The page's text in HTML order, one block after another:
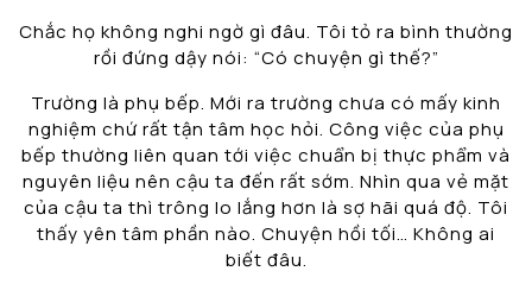
Chắc họ không nghi ngờ gì đâu. Tôi tỏ ra bình thường
rồi đứng dậy nói: “Có chuyện gì thế?”
Trường là phụ bếp. Mới ra trường chưa có mấy kinh
nghiệm chứ rất tận tâm học hỏi. Công việc của phụ
bếp thường liên quan tới việc chuẩn bị thực phẩm và
nguyên liệu nên cậu ta đến rất sớm. Nhìn qua vẻ mặt
của cậu ta thì trông lo lắng hơn là sợ hãi quá độ. Tôi
thấy yên tâm phần nào. Chuyện hồi tối… Không ai
biết đâu.